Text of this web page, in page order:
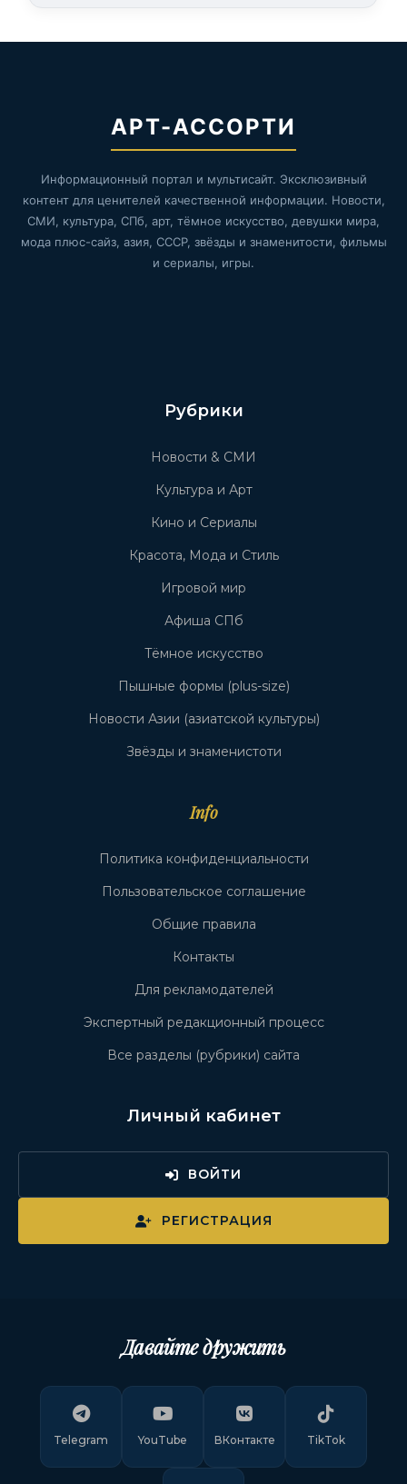
АРТ-АССОРТИ
Информационный портал и мультисайт. Эксклюзивный
контент для ценителей качественной информации. Новости,
СМИ, культура, СПб, арт, тёмное искусство, девушки мира,
мода плюс-сайз, азия, СССР, звёзды и знаменитости, фильмы
и сериалы, игры.
Рубрики
Новости & СМИ
Культура и Арт
Кино и Сериалы
Красота, Мода и Стиль
Игровой мир
Афиша СПб
Тёмное искусство
Пышные формы (plus-size)
Новости Азии (азиатской культуры)
Звёзды и знаменистоти
Info
Политика конфиденциальности
Пользовательское соглашение
Общие правила
Контакты
Для рекламодателей
Экспертный редакционный процесс
Все разделы (рубрики) сайта
Личный кабинет
ВОЙТИ
РЕГИСТРАЦИЯ
Давайте дружить
Telegram YouTube ВКонтакте TikTok